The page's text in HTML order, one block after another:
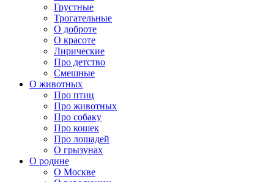
Грустные
Трогательные
О доброте
О красоте
Лирические
Про детство
Смешные
О животных
Про птиц
Про животных
Про собаку
Про кошек
Про лошадей
О грызунах
О родине
О Москве